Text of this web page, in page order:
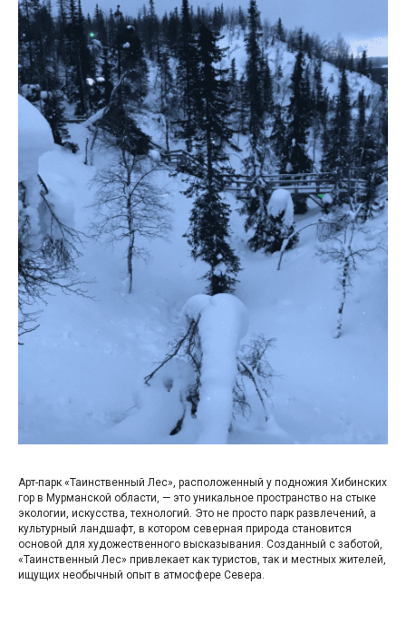
Арт-парк «Таинственный Лес», расположенный у подножия Хибинских
гор в Мурманской области, — это уникальное пространство на стыке
экологии, искусства, технологий. Это не просто парк развлечений, а
культурный ландшафт, в котором северная природа становится
основой для художественного высказывания. Созданный с заботой,
«Таинственный Лес» привлекает как туристов, так и местных жителей,
ищущих необычный опыт в атмосфере Севера.